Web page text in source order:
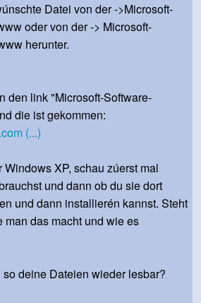
Datei von der ->Microsoft-
oder von der -> Microsoft-
herunter.
den link "Microsoft-Software-
die ist gekommen:
(...)
XP, schau zúerst mal
und dann ob du sie dort
und dann installierén kannst. Steht
das macht und wie es
deine Dateien wieder lesbar?